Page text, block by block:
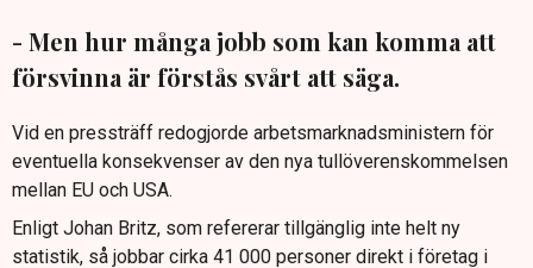
- Men hur många jobb som kan komma att
försvinna är förstås svårt att säga.
Vid en pressträff redogjorde arbetsmarknadsministern för
eventuella konsekvenser av den nya tullöverenskommelsen
mellan EU och USA.
Enligt Johan Britz, som refererar tillgänglig inte helt ny
statistik, så jobbar cirka 41 000 personer direkt i företag i